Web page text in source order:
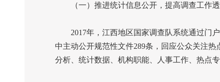
（一）推进统计信息公开，提高调查工作
2017年，江西地区国家调查队系统通过门
中主动公开规范性文件289条，回应公众关注热
分析、统计数据、机构职能、人事工作、热点